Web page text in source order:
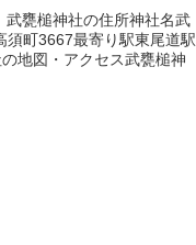
甕槌神社の住所神社名武
町3667最寄り駅東尾道駅
地図・アクセス武甕槌神